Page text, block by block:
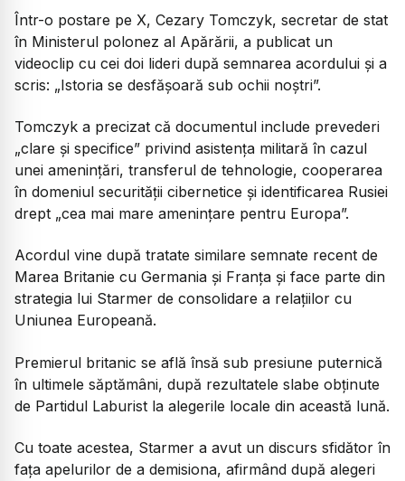
Într-o postare pe X, Cezary Tomczyk, secretar de stat
în Ministerul polonez al Apărării, a publicat un
videoclip cu cei doi lideri după semnarea acordului și a
scris: „Istoria se desfășoară sub ochii noștri”.
Tomczyk a precizat că documentul include prevederi
„clare și specifice” privind asistența militară în cazul
unei amenințări, transferul de tehnologie, cooperarea
în domeniul securității cibernetice și identificarea Rusiei
drept „cea mai mare amenințare pentru Europa”.
Acordul vine după tratate similare semnate recent de
Marea Britanie cu Germania și Franța și face parte din
strategia lui Starmer de consolidare a relațiilor cu
Uniunea Europeană.
Premierul britanic se află însă sub presiune puternică
în ultimele săptămâni, după rezultatele slabe obținute
de Partidul Laburist la alegerile locale din această lună.
Cu toate acestea, Starmer a avut un discurs sfidător în
fața apelurilor de a demisiona, afirmând după alegeri